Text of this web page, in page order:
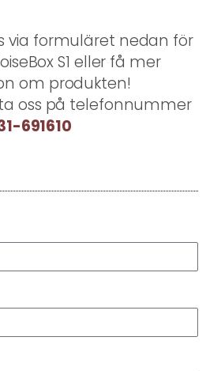
via formuläret nedan för
S1 eller få mer
om produkten!
oss på telefonnummer
691610